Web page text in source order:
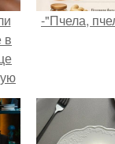
в
-"Пчела,